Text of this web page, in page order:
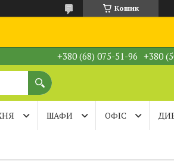
Кошик
+380 (68) 075-51-96 +380
ШАФИ ОФІС